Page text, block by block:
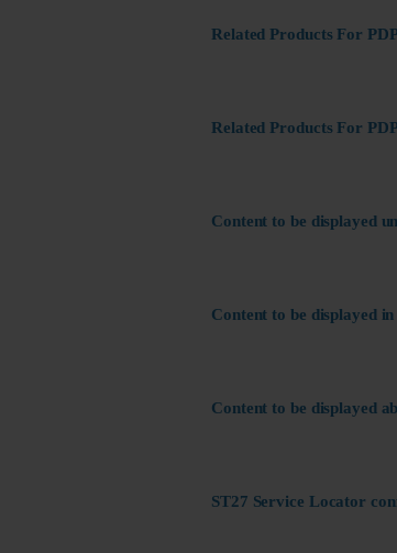
Related Products For
Related Products For
Content to be displayed
Content to be displayed
Content to be displayed
ST27 Service Locator